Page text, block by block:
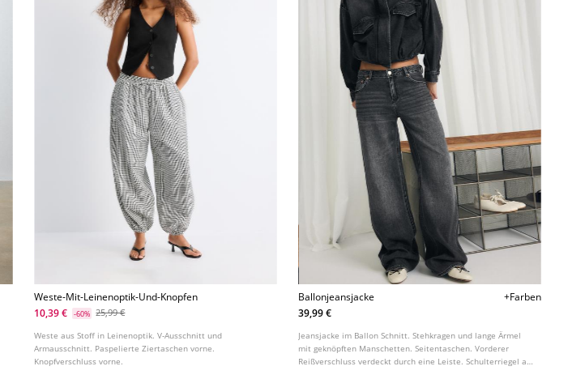
Weste-Mit-Leinenoptik-Und-Knopfen
10,39 €
-60% 25,99 €
Weste aus Stoff in Leinenoptik. V-Ausschnitt und
Armausschnitt. Paspelierte Ziertaschen vorne.
Knopfverschluss vorne.
Ballonjeansjacke
+Farben
39,99 €
Jeansjacke im Ballon Schnitt. Stehkragen und lange Ärmel
mit geknöpften Manschetten. Seitentaschen. Vorderer
Reißverschluss verdeckt durch eine Leiste. Schulterriegel als